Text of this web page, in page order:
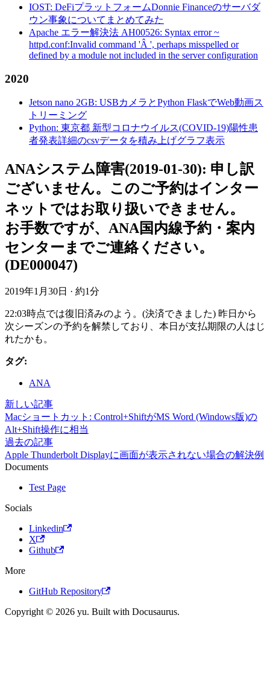
IOST: DeFiプラットフォームDonnie Financeのサーバダ
ウン事象についてまとめてみた
Apache エラー解決法 AH00526: Syntax error ~
httpd.conf:Invalid command 'Â ', perhaps misspelled or
defined by a module not included in the server configuration
2020
Jetson nano 2GB: USBカメラとPython FlaskでWeb動画ス
トリーミング
Python: 東京都 新型コロナウイルス(COVID-19)陽性患
者発表詳細のcsvデータを積み上げグラフ表示
ANAシステム障害(2019-01-30): 申し訳
ございません。このご予約はインター
ネットではお取り扱いできません。
お手数ですが、ANA国内線予約・案内
センターまでご連絡ください。
(DE000047)
2019年1月30日 · 約1分
22:03時点では復旧済みのよう。(決済できました) 昨日から
次シーズンの予約を解禁しており、本日が支払期限の人はじ
れたかも。
タグ:
ANA
新しい記事
Macショートカット: Control+ShiftがMS Word (Windows版)の
Alt+Shift操作に相当
過去の記事
Apple Thunderbolt Displayに画面が表示されない場合の解決例
Documents
Test Page
Socials
Linkedin
X
Github
More
GitHub Repository
Copyright © 2026 yu. Built with Docusaurus.